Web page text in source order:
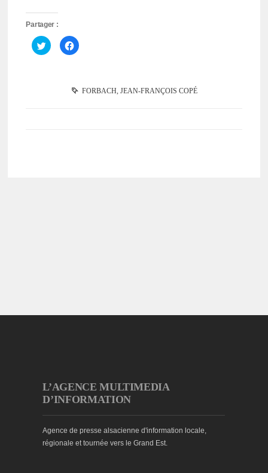
Partager :
Cliquez
pour
partager
nouvelle
Cliquez
pour
une
nouvelle
FORBACH ,JEAN-FRANÇOIS COPÉ
L’AGENCE MULTIMEDIA
D’INFORMATION
Agence de presse alsacienne d'information locale,
régionale et tournée vers le Grand Est.